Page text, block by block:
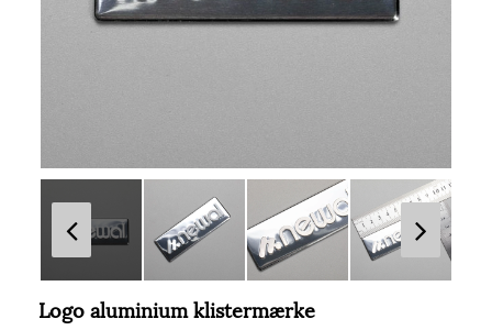
Logo aluminium klistermærke